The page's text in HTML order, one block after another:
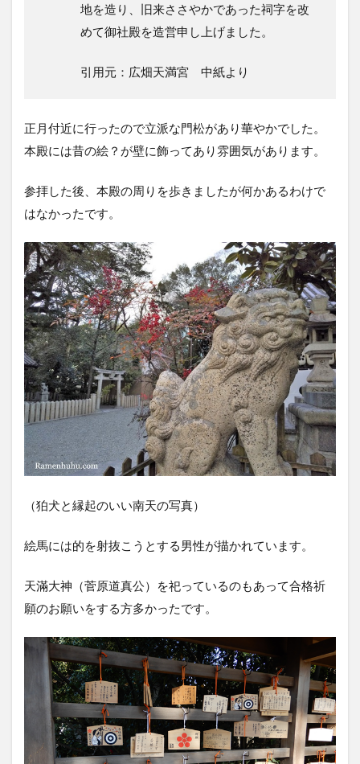
地を造り、旧来ささやかであった祠字を改
めて御社殿を造営申し上げました。
引用元：広畑天満宮 中紙より
正月付近に行ったので立派な門松があり華やかでした。
本殿には昔の絵？が壁に飾ってあり雰囲気があります。
参拝した後、本殿の周りを歩きましたが何かあるわけで
はなかったです。
（狛犬と縁起のいい南天の写真）
絵馬には的を射抜こうとする男性が描かれています。
天滿大神（菅原道真公）を祀っているのもあって合格祈
願のお願いをする方多かったです。